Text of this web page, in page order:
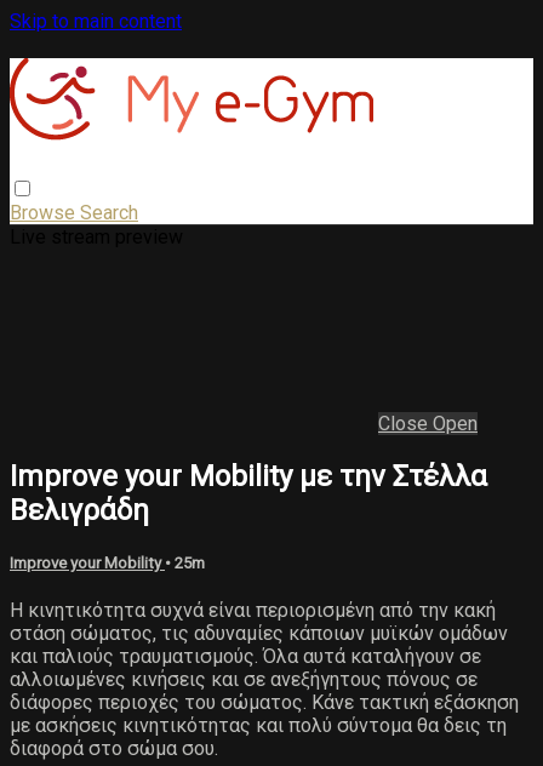
Skip to main content
Browse Search
Close Open
Improve your Mobility με την Στέλλα
Βελιγράδη
Improve your Mobility • 25m
Η κινητικότητα συχνά είναι περιορισμένη από την κακή
στάση σώματος, τις αδυναμίες κάποιων μυϊκών ομάδων
και παλιούς τραυματισμούς. Όλα αυτά καταλήγουν σε
αλλοιωμένες κινήσεις και σε ανεξήγητους πόνους σε
διάφορες περιοχές του σώματος. Κάνε τακτική εξάσκηση
με ασκήσεις κινητικότητας και πολύ σύντομα θα δεις τη
διαφορά στο σώμα σου.